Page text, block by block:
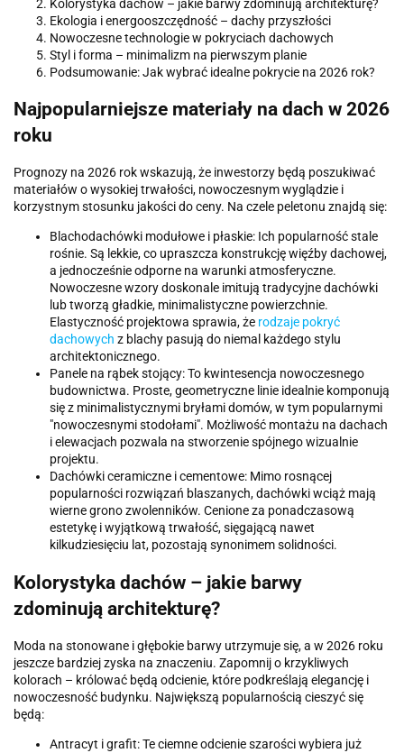
Kolorystyka dachów – jakie barwy zdominują architekturę?
Ekologia i energooszczędność – dachy przyszłości
Nowoczesne technologie w pokryciach dachowych
Styl i forma – minimalizm na pierwszym planie
Podsumowanie: Jak wybrać idealne pokrycie na 2026 rok?
Najpopularniejsze materiały na dach w 2026
roku
Prognozy na 2026 rok wskazują, że inwestorzy będą poszukiwać
materiałów o wysokiej trwałości, nowoczesnym wyglądzie i
korzystnym stosunku jakości do ceny. Na czele peletonu znajdą się:
Blachodachówki modułowe i płaskie: Ich popularność stale
rośnie. Są lekkie, co upraszcza konstrukcję więźby dachowej,
a jednocześnie odporne na warunki atmosferyczne.
Nowoczesne wzory doskonale imitują tradycyjne dachówki
lub tworzą gładkie, minimalistyczne powierzchnie.
Elastyczność projektowa sprawia, że rodzaje pokryć
dachowych z blachy pasują do niemal każdego stylu
architektonicznego.
Panele na rąbek stojący: To kwintesencja nowoczesnego
budownictwa. Proste, geometryczne linie idealnie komponują
się z minimalistycznymi bryłami domów, w tym popularnymi
"nowoczesnymi stodołami". Możliwość montażu na dachach
i elewacjach pozwala na stworzenie spójnego wizualnie
projektu.
Dachówki ceramiczne i cementowe: Mimo rosnącej
popularności rozwiązań blaszanych, dachówki wciąż mają
wierne grono zwolenników. Cenione za ponadczasową
estetykę i wyjątkową trwałość, sięgającą nawet
kilkudziesięciu lat, pozostają synonimem solidności.
Kolorystyka dachów – jakie barwy
zdominują architekturę?
Moda na stonowane i głębokie barwy utrzymuje się, a w 2026 roku
jeszcze bardziej zyska na znaczeniu. Zapomnij o krzykliwych
kolorach – królować będą odcienie, które podkreślają elegancję i
nowoczesność budynku. Największą popularnością cieszyć się
będą:
Antracyt i grafit: Te ciemne odcienie szarości wybiera już